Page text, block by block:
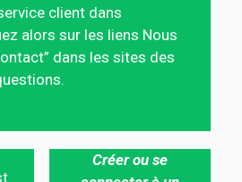
client dans
alors sur les liens Nous
dans les sites des
Créer ou se